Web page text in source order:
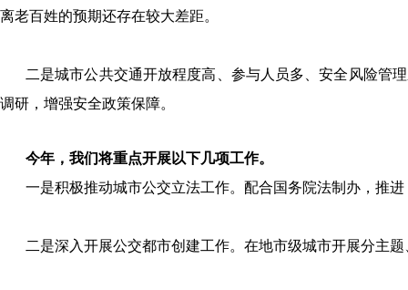
离老百姓的预期还存在较大差距。
二是城市公共交通开放程度高、参与人员多、安全风险管
调研，增强安全政策保障。
今年，我们将重点开展以下几项工作。
一是积极推动城市公交立法工作。配合国务院法制办，推
二是深入开展公交都市创建工作。在地市级城市开展分主